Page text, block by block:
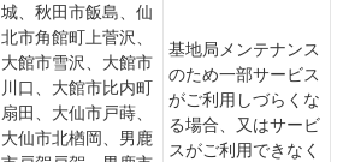
城、秋田市飯島、仙
北市角館町上菅沢、
大館市雪沢、大館市
川口、大館市比内町
扇田、大仙市戸蒔、
大仙市北楢岡、男鹿
基地局メンテナンス
のため一部サービス
がご利用しづらくな
る場合、又はサービ
スがご利用できなく